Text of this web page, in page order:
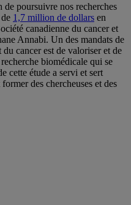
de poursuivre nos recherches
1,7 million de dollars en
canadienne du cancer et
Annabi. Un des mandats de
cancer est de valoriser et de
biomédicale qui se
cette étude a servi et sert
des chercheuses et des